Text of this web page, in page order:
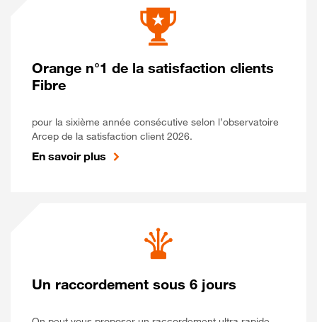
Orange n°1 de la satisfaction clients
Fibre
pour la sixième année consécutive selon l’observatoire
Arcep de la satisfaction client 2026.
En savoir plus
Un raccordement sous 6 jours